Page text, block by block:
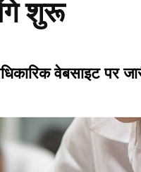
शुरू
वेबसाइट पर